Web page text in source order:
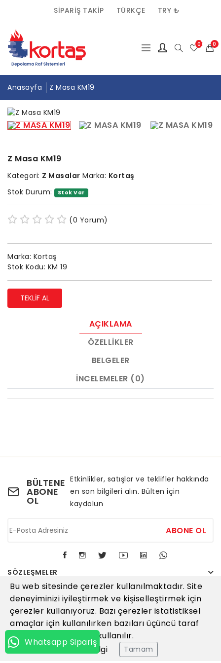
SIPARIŞ TAKIP TÜRKÇE TRY ₺
(0) 0
Anasayfa Z Masa KM19
Z Masa KM19
Kategori: Z Masalar Marka: Kortaş
Stok Durum:
Stok Var
(0 Yorum)
Marka: Kortaş
Stok Kodu: KM 19
TEKLIF AL
AÇIKLAMA
ÖZELLIKLER
BELGELER
İNCELEMELER (0)
BÜLTENE
ABONE
OL
Etkinlikler, satışlar ve teklifler hakkında
en son bilgileri alın. Bülten için
kaydolun
ABONE OL
SÖZLEŞMELER
KURUMSAL
İLETIŞIM
Kortaş Raf SistemleriTüm Hakları Saklıdır
Bu web sitesinde çerezler kullanılmaktadır. Site
deneyiminizi iyileştirmek ve kişiselleştirmek için
çerezler kullanıyoruz. Bazı çerezler istatistiksel
amaçlar için kullanılırken bazıları üçüncü taraf
hizmetler tarafından kullanılır.
Daha fazla bilgi
Tamam
Whatsapp Sipariş